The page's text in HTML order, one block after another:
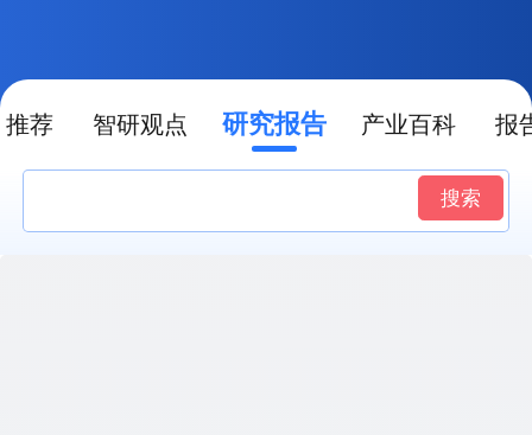
推荐 智研观点 研究报告 产业百科 报
搜索